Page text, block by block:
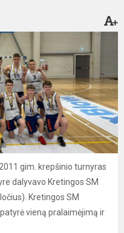
gim. krepšinio turnyras
dalyvavo Kretingos SM
Kretingos SM
vieną pralaimėjimą ir